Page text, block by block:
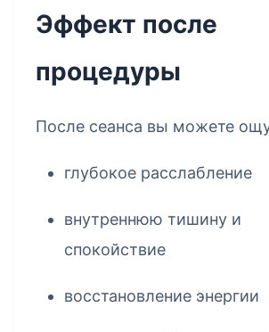
Эффект после
процедуры
После сеанса вы можете
глубокое расслабление
внутреннюю тишину и
спокойствие
восстановление энергии